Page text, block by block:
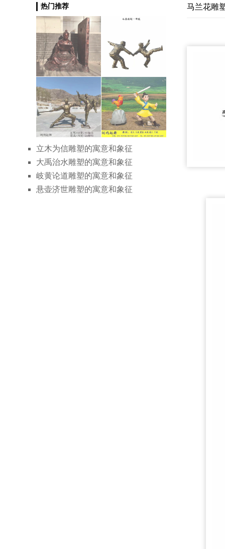
马兰花雕
热门推荐
立木为信雕塑的寓意和象征
大禹治水雕塑的寓意和象征
岐黄论道雕塑的寓意和象征
悬壶济世雕塑的寓意和象征